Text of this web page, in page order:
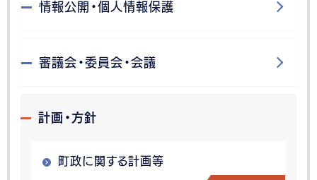
情報公開・個人情報保護
審議会・委員会・会議
計画・方針
町政に関する計画等